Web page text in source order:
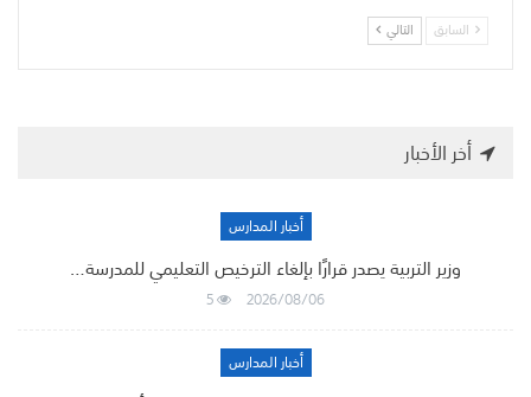
السابق التالي
أخر الأخبار
أخبار المدارس
وزير التربية يصدر قرارًا بإلغاء الترخيص التعليمي للمدرسة…
2026/08/06
5
أخبار المدارس